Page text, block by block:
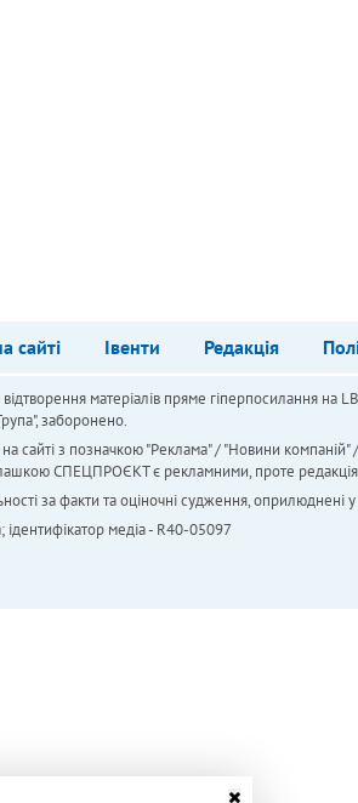
сайті Івенти Редакція
матеріалів пряме гіперпосилання на
заборонено.
сайті з позначкою "Реклама" / "Новини
СПЕЦПРОЄКТ є рекламними, проте редакція
за факти та оціночні судження,
ідентифікатор медіа - R40-05097